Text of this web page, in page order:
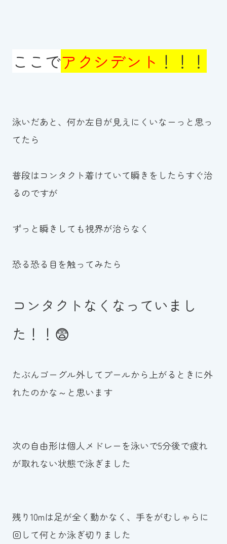
ここでアクシデント ！！！
泳いだあと、何か左目が見えにくいなーっと思っ
てたら
普段はコンタクト着けていて瞬きをしたらすぐ治
るのですが
ずっと瞬きしても視界が治らなく
恐る恐る目を触ってみたら
コンタクトなくなっていまし
た！！😨
たぶんゴーグル外してプールから上がるときに外
れたのかな～と思います
次の自由形は個人メドレーを泳いで5分後で疲れ
が取れない状態で泳ぎました
残り10mは足が全く動かなく、手をがむしゃらに
回して何とか泳ぎ切りました